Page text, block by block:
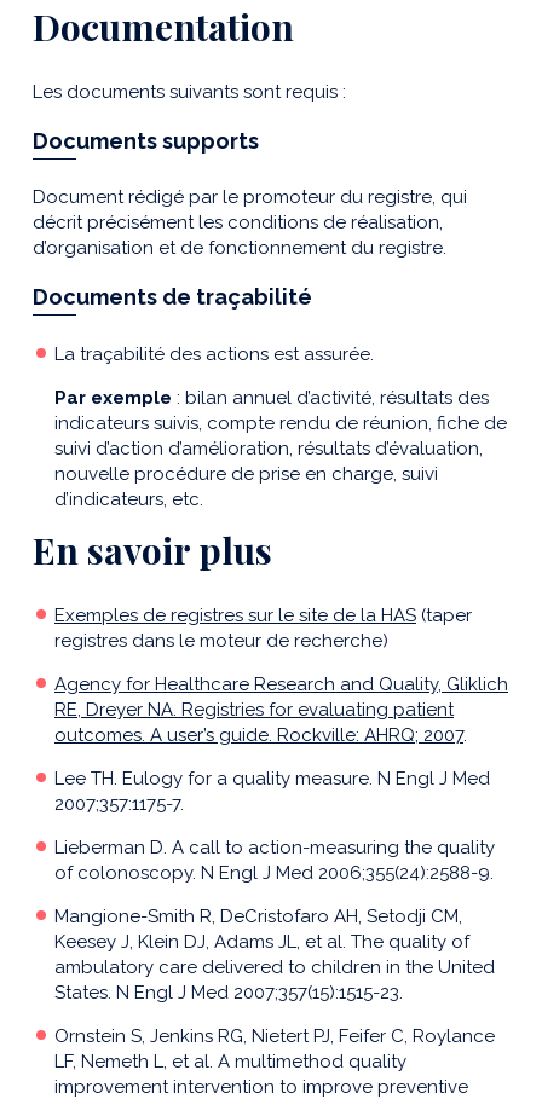
Documentation
Les documents suivants sont requis :
Documents supports
Document rédigé par le promoteur du registre, qui
décrit précisément les conditions de réalisation,
d’organisation et de fonctionnement du registre.
Documents de traçabilité
La traçabilité des actions est assurée.
Par exemple : bilan annuel d’activité, résultats des
indicateurs suivis, compte rendu de réunion, fiche de
suivi d’action d’amélioration, résultats d’évaluation,
nouvelle procédure de prise en charge, suivi
d’indicateurs, etc.
En savoir plus
Exemples de registres sur le site de la HAS (taper
registres dans le moteur de recherche)
Agency for Healthcare Research and Quality, Gliklich
RE, Dreyer NA. Registries for evaluating patient
outcomes. A user’s guide. Rockville: AHRQ; 2007.
Lee TH. Eulogy for a quality measure. N Engl J Med
2007;357:1175-7.
Lieberman D. A call to action-measuring the quality
of colonoscopy. N Engl J Med 2006;355(24):2588-9.
Mangione-Smith R, DeCristofaro AH, Setodji CM,
Keesey J, Klein DJ, Adams JL, et al. The quality of
ambulatory care delivered to children in the United
States. N Engl J Med 2007;357(15):1515-23.
Ornstein S, Jenkins RG, Nietert PJ, Feifer C, Roylance
LF, Nemeth L, et al. A multimethod quality
improvement intervention to improve preventive